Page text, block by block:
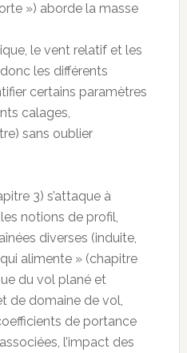
») aborde la masse
le vent relatif et les
les différents
certains paramètres
calages,
sans oublier
3) s’attaque à
notions de profil,
diverses (induite,
alimente » (chapitre
du vol plané et
de domaine de vol,
de portance
l’impact des